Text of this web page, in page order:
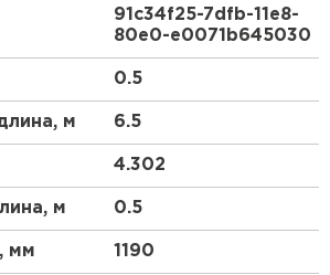
Kredo может быть заметен.
длины рекомендуем
вид профиля
Grand Line®.
91c34f25-7dfb-11e8-
80e0-e0071b645030
0.5
м 6.5
4.302
м 0.5
мм 1190